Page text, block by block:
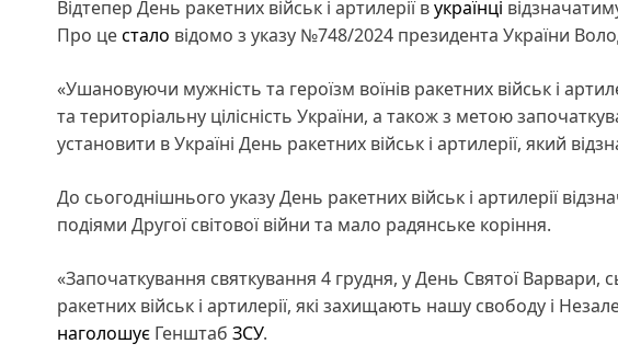
Відтепер День ракетних військ і артилерії вукраїнці
Про цестало відомо з указу №748/2024 президента України
«Ушановуючи мужність та героїзм воїнів ракетних військ і
та територіальну цілісність України, а також з метою
установити в Україні День ракетних військ і артилерії, який
До сьогоднішнього указу День ракетних військ і артилерії
подіями Другої світової війни та мало радянське коріння.
«Започаткування святкування 4 грудня, у День Святої Варвари,
ракетних військ і артилерії, які захищають нашу свободу і
наголошує Генштаб ЗСУ.